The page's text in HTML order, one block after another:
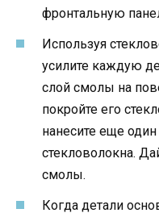
фронтальную
Используя
усилите каждую
слой смолы на
покройте его
нанесите еще
стекловолокна.
смолы.
Когда детали